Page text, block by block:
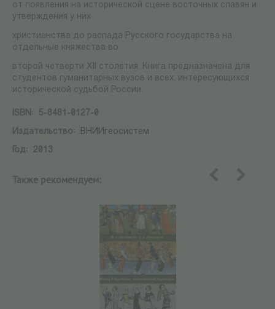
от появления на исторической сцене восточных славян и
утверждения у них
христианства до распада Русского государства на
отдельные княжества во
второй четверти ХII столетия. Книга предназначена для
студентов гуманитарных вузов и всех, интересующихся
исторической судьбой России.
ISBN:
5-8481-0127-0
Издательство:
ВНИИгеосистем
Год:
2013
Также рекомендуем: